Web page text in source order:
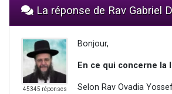
La réponse de Rav Gabriel
45345 réponses
Bonjour,
En ce qui concerne la
Selon Rav Ovadia